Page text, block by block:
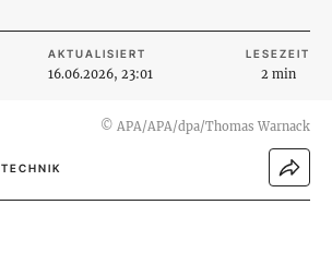
AKTUALISIERT
16.06.2026, 23:01
LESEZEIT
2 min
© APA/APA/dpa/Thomas Warnack
TECHNIK